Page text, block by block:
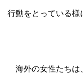
行動をとっている様
海外の女性たちは